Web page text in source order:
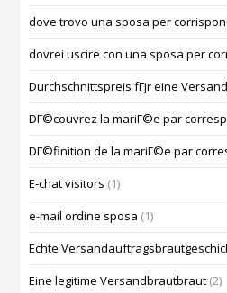
dove trovo una sposa per
dovrei uscire con una sposa per
Durchschnittspreis fГјr eine
DГ©couvrez la mariГ©e par
DГ©finition de la mariГ©e par
E-chat visitors (1)
e-mail ordine sposa (1)
Echte
Eine legitime Versandbrautbraut (2)